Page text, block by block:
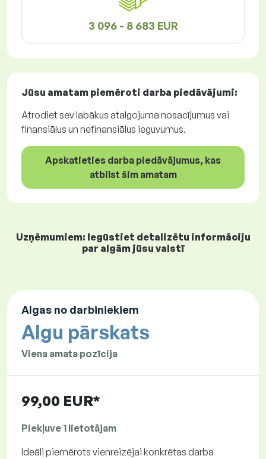
3 096 - 8 683 EUR
Jūsu amatam piemēroti darba piedāvājumi:
Atrodiet sev labākus atalgojuma nosacījumus vai
finansiālus un nefinansiālus ieguvumus.
Apskatieties darba piedāvājumus, kas
atbilst šim amatam
Uzņēmumiem: Iegūstiet detalizētu informāciju
par algām jūsu valstī
Algas no darbiniekiem
Algu pārskats
Viena amata pozīcija
99,00 EUR*
Piekļuve 1 lietotājam
Ideāli piemērots vienreizējai konkrētas darba